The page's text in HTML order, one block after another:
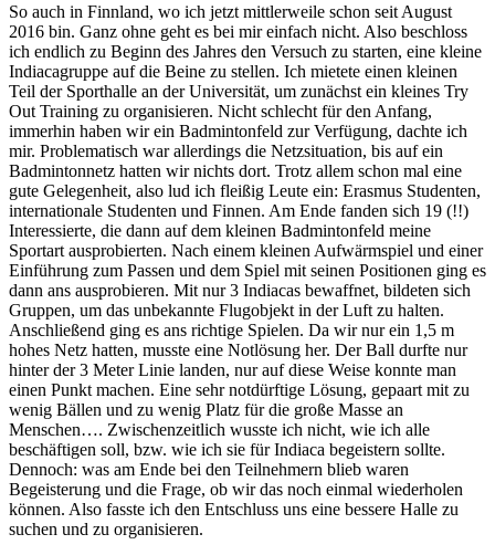
So auch in Finnland, wo ich jetzt mittlerweile schon seit August
2016 bin. Ganz ohne geht es bei mir einfach nicht. Also beschloss
ich endlich zu Beginn des Jahres den Versuch zu starten, eine kleine
Indiacagruppe auf die Beine zu stellen. Ich mietete einen kleinen
Teil der Sporthalle an der Universität, um zunächst ein kleines Try
Out Training zu organisieren. Nicht schlecht für den Anfang,
immerhin haben wir ein Badmintonfeld zur Verfügung, dachte ich
mir. Problematisch war allerdings die Netzsituation, bis auf ein
Badmintonnetz hatten wir nichts dort. Trotz allem schon mal eine
gute Gelegenheit, also lud ich fleißig Leute ein: Erasmus Studenten,
internationale Studenten und Finnen. Am Ende fanden sich 19 (!!)
Interessierte, die dann auf dem kleinen Badmintonfeld meine
Sportart ausprobierten. Nach einem kleinen Aufwärmspiel und einer
Einführung zum Passen und dem Spiel mit seinen Positionen ging es
dann ans ausprobieren. Mit nur 3 Indiacas bewaffnet, bildeten sich
Gruppen, um das unbekannte Flugobjekt in der Luft zu halten.
Anschließend ging es ans richtige Spielen. Da wir nur ein 1,5 m
hohes Netz hatten, musste eine Notlösung her. Der Ball durfte nur
hinter der 3 Meter Linie landen, nur auf diese Weise konnte man
einen Punkt machen. Eine sehr notdürftige Lösung, gepaart mit zu
wenig Bällen und zu wenig Platz für die große Masse an
Menschen…. Zwischenzeitlich wusste ich nicht, wie ich alle
beschäftigen soll, bzw. wie ich sie für Indiaca begeistern sollte.
Dennoch: was am Ende bei den Teilnehmern blieb waren
Begeisterung und die Frage, ob wir das noch einmal wiederholen
können. Also fasste ich den Entschluss uns eine bessere Halle zu
suchen und zu organisieren.